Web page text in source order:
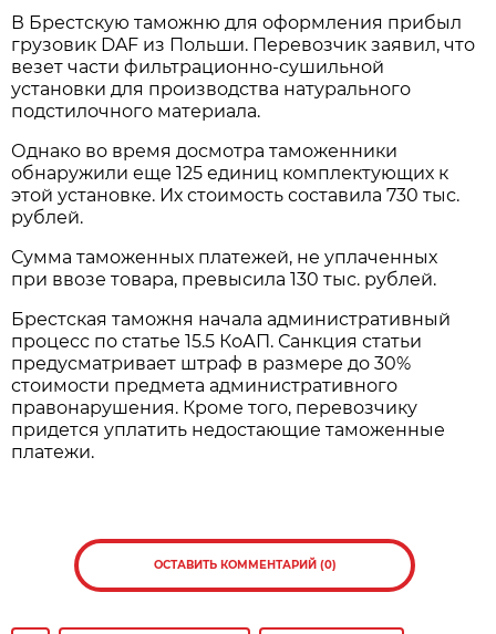
В Брестскую таможню для оформления прибыл
грузовик DAF из Польши. Перевозчик заявил, что
везет части фильтрационно-сушильной
установки для производства натурального
подстилочного материала.
Однако во время досмотра таможенники
обнаружили еще 125 единиц комплектующих к
этой установке. Их стоимость составила 730 тыс.
рублей.
Сумма таможенных платежей, не уплаченных
при ввозе товара, превысила 130 тыс. рублей.
Брестская таможня начала административный
процесс по статье 15.5 КоАП. Санкция статьи
предусматривает штраф в размере до 30%
стоимости предмета административного
правонарушения. Кроме того, перевозчику
придется уплатить недостающие таможенные
платежи.
ОСТАВИТЬ КОММЕНТАРИЙ (0)